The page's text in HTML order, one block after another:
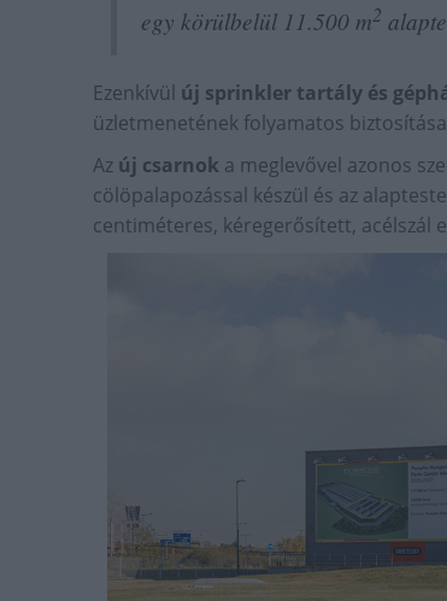
egy körülbelül 11.500 m2
Ezenkívül új sprinkler tartály és
üzletmenetének folyamatos
Az új csarnok a meglevővel azonos
cölöpalapozással készül és az
centiméteres, kéregerősített, acélszál